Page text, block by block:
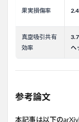
果実損傷率
真空吸引共有
効率
ヘ
参考論文
本記事は以下の